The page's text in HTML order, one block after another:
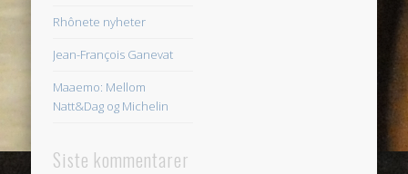
Rhônete nyheter
Jean-François Ganevat
Maaemo: Mellom
Natt&Dag og Michelin
Siste kommentarer